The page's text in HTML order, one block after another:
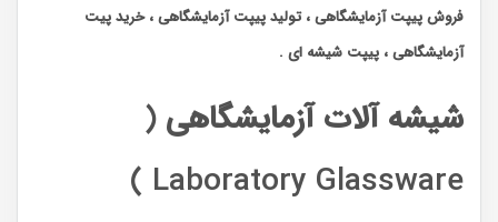
فروش پیپت آزمایشگاهی ، تولید پیپت آزمایشگاهی ، خرید پیت
آزمایشگاهی ، پیپت شیشه ای .
شیشه آلات آزمایشگاهی (
Laboratory Glassware )